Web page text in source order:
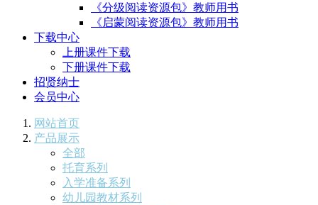
《分级阅读资源包》教师用书
《启蒙阅读资源包》教师用书
下载中心
上册课件下载
下册课件下载
招贤纳士
会员中心
网站首页
产品展示
全部
托育系列
入学准备系列
幼儿园教材系列